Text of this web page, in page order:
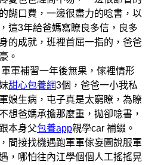
餬口費，一邊很盡力的唸書，以
這3年給爸媽寫瞭良多信，良多
的成就，班裡首屈一指的，爸爸
。
補習一年後無果，傢裡情形
甜心包養網3個，爸爸一小我私
娘生病，屯子真是太窮瞭，為瞭
想爸媽承擔那麼重，拋卻唸書，
本身父包養app親學car 補綴。
間接找機遇跑軍軍傢妄圖說服軍
，哪怕往內江學個個人工搖搖晃